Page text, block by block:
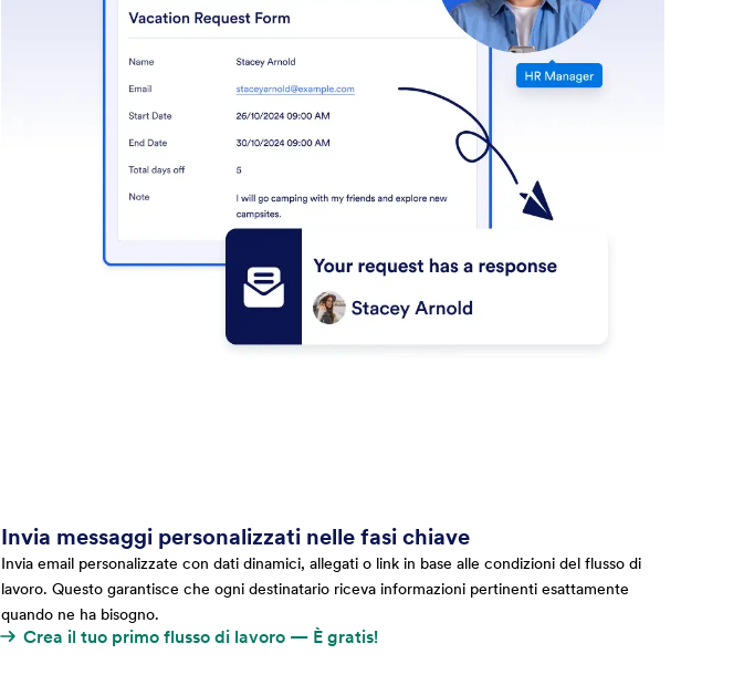
Invia messaggi personalizzati nelle fasi chiave
Invia email personalizzate con dati dinamici, allegati o link in base alle condizioni del flusso di
lavoro. Questo garantisce che ogni destinatario riceva informazioni pertinenti esattamente
quando ne ha bisogno.
Crea il tuo primo flusso di lavoro — È gratis!